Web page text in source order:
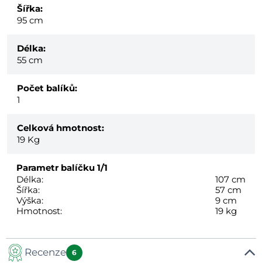
Šířka:
95 cm
Délka:
55 cm
Počet balíků:
1
Celková hmotnost:
19 Kg
Parametr balíčku 1/1
Délka:
107 cm
Šířka:
57 cm
Výška:
9 cm
Hmotnost:
19 kg
Recenze 6